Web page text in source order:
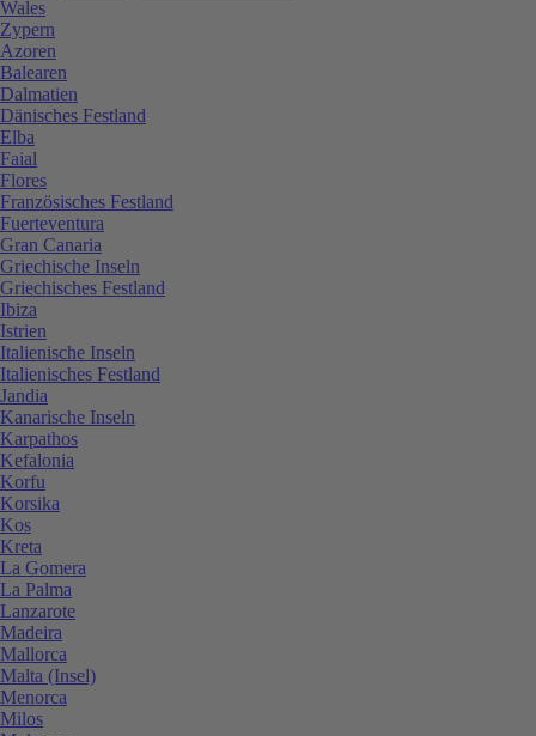
Wales
Zypern
Azoren
Balearen
Dalmatien
Dänisches Festland
Elba
Faial
Flores
Französisches Festland
Fuerteventura
Gran Canaria
Griechische Inseln
Griechisches Festland
Ibiza
Istrien
Italienische Inseln
Italienisches Festland
Jandia
Kanarische Inseln
Karpathos
Kefalonia
Korfu
Korsika
Kos
Kreta
La Gomera
La Palma
Lanzarote
Madeira
Mallorca
Malta (Insel)
Menorca
Milos